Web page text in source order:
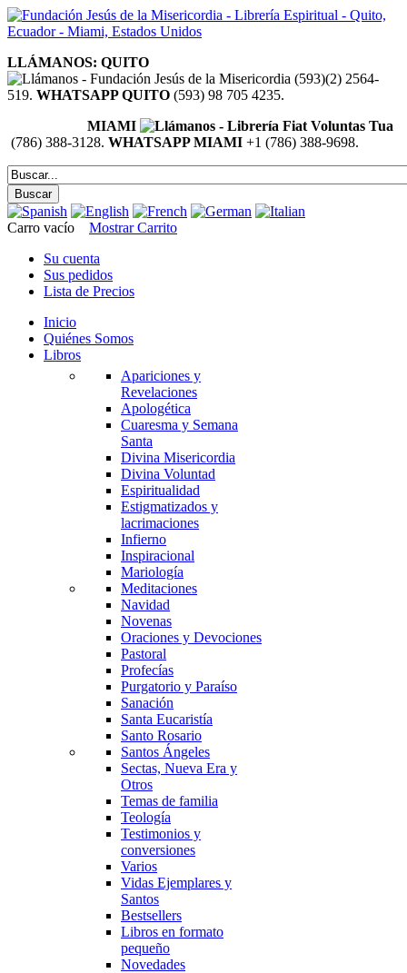
LLÁMANOS: QUITO
(593)(2) 2564-
519. WHATSAPP QUITO (593) 98 705 4235.
MIAMI
(786) 388-3128. WHATSAPP MIAMI +1 (786) 388-9698.
Carro vacío
Mostrar Carrito
Su cuenta
Sus pedidos
Lista de Precios
Inicio
Quiénes Somos
Libros
Apariciones y
Revelaciones
Apologética
Cuaresma y Semana
Santa
Divina Misericordia
Divina Voluntad
Espiritualidad
Estigmatizados y
lacrimaciones
Infierno
Inspiracional
Mariología
Meditaciones
Navidad
Novenas
Oraciones y Devociones
Pastoral
Profecías
Purgatorio y Paraíso
Sanación
Santa Eucaristía
Santo Rosario
Santos Ángeles
Sectas, Nueva Era y
Otros
Temas de familia
Teología
Testimonios y
conversiones
Varios
Vidas Ejemplares y
Santos
Bestsellers
Libros en formato
pequeño
Novedades